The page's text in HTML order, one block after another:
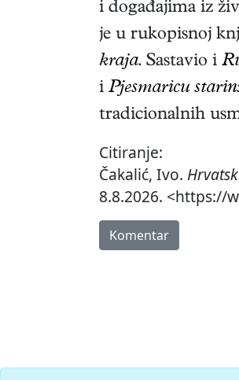
i događajima iz
je u rukopisnoj
kraja. Sastavio i
i Pjesmaricu
tradicionalnih
Citiranje:
Čakalić, Ivo.
8.8.2026. <https://
Komentar